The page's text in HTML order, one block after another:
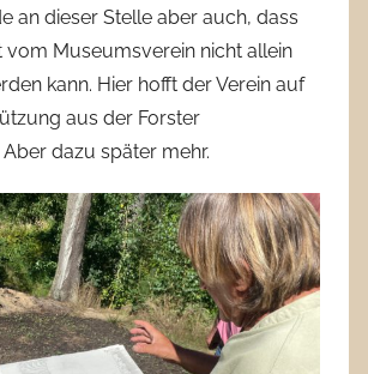
an dieser Stelle aber auch, dass
vom Museumsverein nicht allein
kann. Hier hofft der Verein auf
aus der Forster
dazu später mehr.